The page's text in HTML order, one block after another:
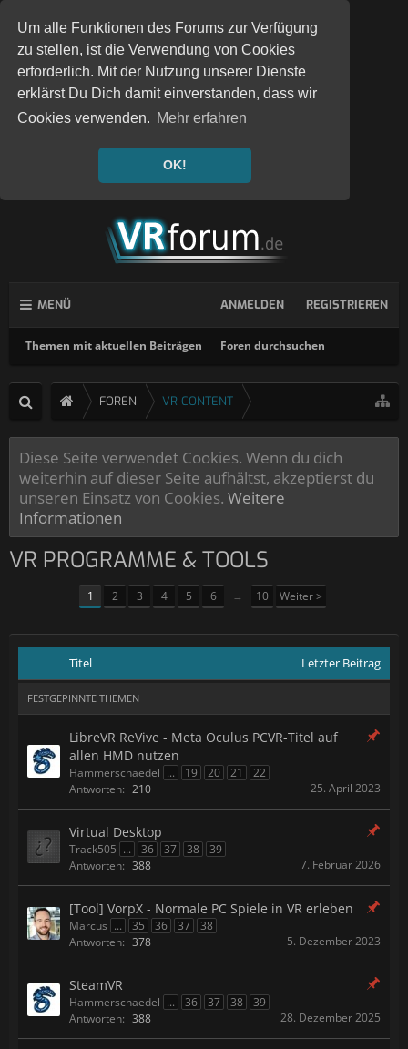
Um alle Funktionen des Forums zur Verfügung
zu stellen, ist die Verwendung von Cookies
erforderlich. Mit der Nutzung unserer Dienste
erklärst Du Dich damit einverstanden, dass wir
Cookies verwenden. Mehr erfahren
OK!
MENÜ
Themen mit aktuellen Beiträgen Foren durchsuchen
ANMELDEN REGISTRIEREN
FOREN VR CONTENT
Diese Seite verwendet Cookies. Wenn du dich
weiterhin auf dieser Seite aufhältst, akzeptierst du
unseren Einsatz von Cookies. Weitere
Informationen
VR PROGRAMME & TOOLS
1 2 3 4 5 6 → 10 Weiter >
Titel Letzter Beitrag
FESTGEPINNTE THEMEN
LibreVR ReVive - Meta Oculus PCVR-Titel auf
allen HMD nutzen
Hammerschaedel ... 19 20 21
22
Antworten: 210 25. April 2023
Virtual Desktop
Track505 ... 36 37 38
39
Antworten: 388 7. Februar 2026
[Tool] VorpX - Normale PC Spiele in VR erleben
Marcus ... 35 36 37
38
Antworten: 378 5. Dezember 2023
SteamVR
Hammerschaedel ... 36 37 38
39
Antworten: 388 28. Dezember 2025